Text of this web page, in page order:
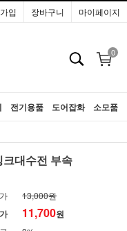
입 장바구니 마이페이지
0
전기용품 도어잡화 소모품
대수전 부속
13,000원
11,700원